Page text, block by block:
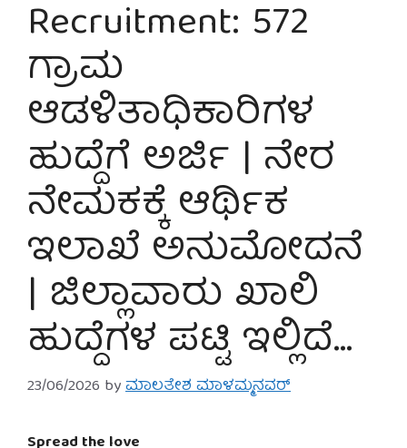
Recruitment: 572
ಗ್ರಾಮ
ಆಡಳಿತಾಧಿಕಾರಿಗಳ
ಹುದ್ದೆಗೆ ಅರ್ಜಿ | ನೇರ
ನೇಮಕಕ್ಕೆ ಆರ್ಥಿಕ
ಇಲಾಖೆ ಅನುಮೋದನೆ
| ಜಿಲ್ಲಾವಾರು ಖಾಲಿ
ಹುದ್ದೆಗಳ ಪಟ್ಟಿ ಇಲ್ಲಿದೆ…
23/06/2026 byಮಾಲತೇಶ ಮಾಳಮ್ಮನವರ್